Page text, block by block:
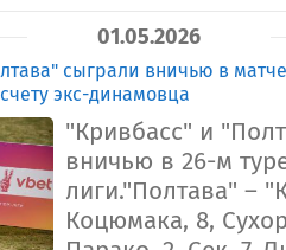
01.05.2026
сыграли вничью в
экс-динамовца
"Кривбасс" и
вничью в 26-м
лиги."Полтава" –
Коцюмака, 8,